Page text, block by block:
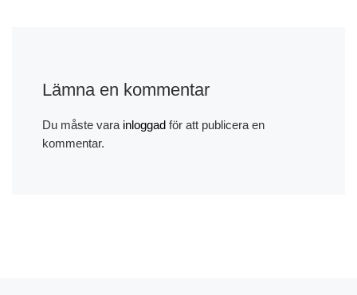
Lämna en kommentar
Du måste vara inloggadför att publicera en
kommentar.